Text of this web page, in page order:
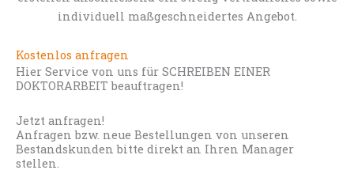
individuell maßgeschneidertes Angebot.
Kostenlos anfragen
Hier Service von uns für SCHREIBEN EINER
DOKTORARBEIT beauftragen!
Jetzt anfragen!
Anfragen bzw. neue Bestellungen von unseren
Bestandskunden bitte direkt an Ihren Manager
stellen.